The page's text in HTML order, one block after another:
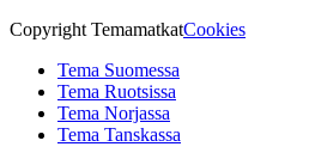
Copyright TemamatkatCookies
Tema Suomessa
Tema Ruotsissa
Tema Norjassa
Tema Tanskassa